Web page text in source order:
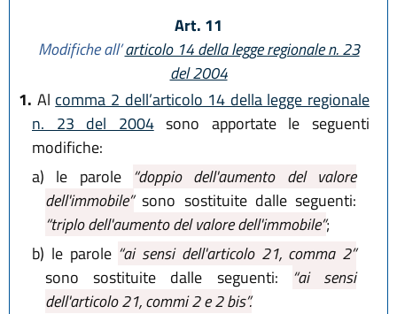
Art. 11
Modifiche all’articolo 14 della legge regionale n. 23
del 2004
1. Al comma 2 dell’articolo 14 della legge regionale
n. 23 del 2004sono apportate le seguenti
modifiche:
a) le parole “doppio dell'aumento del valore
dell'immobile”sono sostituite dalle seguenti:
“triplo dell'aumento del valore dell'immobile”;
b) le parole “ai sensi dell'articolo 21, comma 2”
sono sostituite dalle seguenti: “ai sensi
dell'articolo 21, commi 2 e 2 bis”.